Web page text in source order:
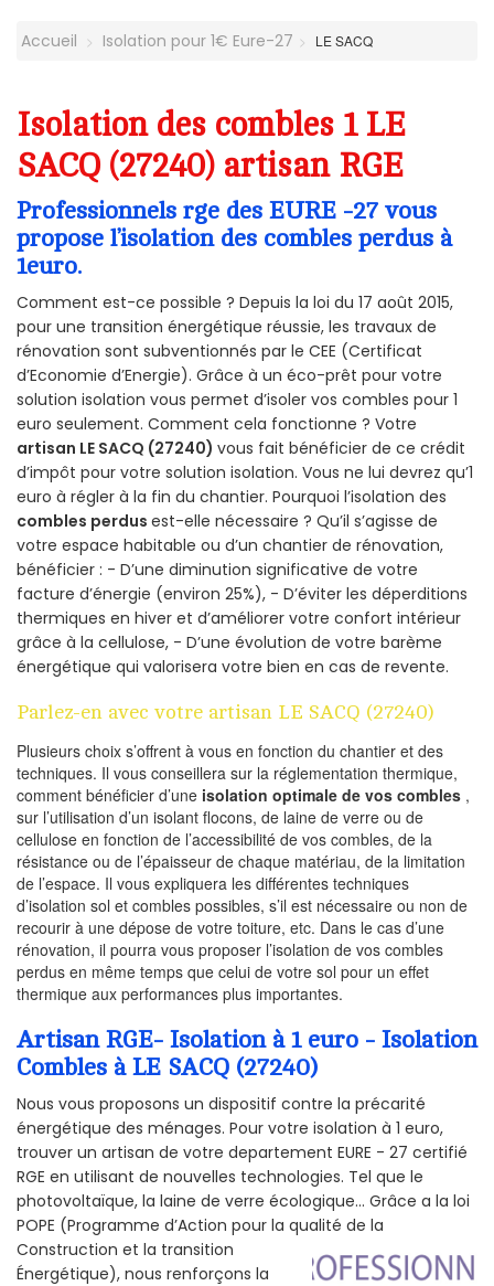
Accueil Isolation pour 1€ Eure-27 LE SACQ
Isolation des combles 1 LE
SACQ (27240) artisan RGE
Professionnels rge des EURE -27 vous
propose l’isolation des combles perdus à
1euro.
Comment est-ce possible ? Depuis la loi du 17 août 2015,
pour une transition énergétique réussie, les travaux de
rénovation sont subventionnés par le CEE (Certificat
d’Economie d’Energie). Grâce à un éco-prêt pour votre
solution isolation vous permet d’isoler vos combles pour 1
euro seulement. Comment cela fonctionne ? Votre
artisan LE SACQ (27240) vous fait bénéficier de ce crédit
d’impôt pour votre solution isolation. Vous ne lui devrez qu’1
euro à régler à la fin du chantier. Pourquoi l’isolation des
combles perdus est-elle nécessaire ? Qu’il s’agisse de
votre espace habitable ou d’un chantier de rénovation,
bénéficier : - D’une diminution significative de votre
facture d’énergie (environ 25%), - D’éviter les déperditions
thermiques en hiver et d’améliorer votre confort intérieur
grâce à la cellulose, - D’une évolution de votre barème
énergétique qui valorisera votre bien en cas de revente.
Parlez-en avec votre artisan LE SACQ (27240)
Plusieurs choix s’offrent à vous en fonction du chantier et des
techniques. Il vous conseillera sur la réglementation thermique,
comment bénéficier d’une isolation optimale de vos combles ,
sur l’utilisation d’un isolant flocons, de laine de verre ou de
cellulose en fonction de l’accessibilité de vos combles, de la
résistance ou de l’épaisseur de chaque matériau, de la limitation
de l’espace. Il vous expliquera les différentes techniques
d’isolation sol et combles possibles, s’il est nécessaire ou non de
recourir à une dépose de votre toiture, etc. Dans le cas d’une
rénovation, il pourra vous proposer l’isolation de vos combles
perdus en même temps que celui de votre sol pour un effet
thermique aux performances plus importantes.
Artisan RGE- Isolation à 1 euro - Isolation
Combles à LE SACQ (27240)
Nous vous proposons un dispositif contre la précarité
énergétique des ménages. Pour votre isolation à 1 euro,
trouver un artisan de votre departement EURE - 27 certifié
RGE en utilisant de nouvelles technologies. Tel que le
photovoltaïque, la laine de verre écologique... Grâce a la loi
POPE (Programme d’Action pour la qualité de la
Construction et la transition
Énergétique), nous renforçons la